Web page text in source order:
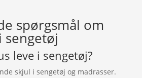
spørgsmål om
leve i sengetøj?
skjul i sengetøj og madrasser.